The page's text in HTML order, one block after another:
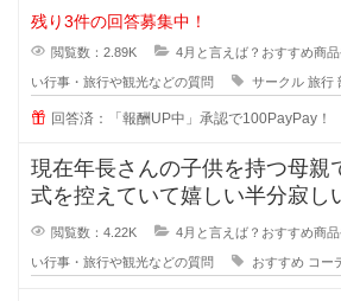
活はありますか？また、活動内
残り3件の回答募集中！
閲覧数：2.89K 4月と言えば？おすすめ商
い行事・旅行や観光などの質問 サークル 旅行
回答済：「報酬UP中」承認で100PayPay！
現在年長さんの子供を持つ母親
式を控えていて嬉しい半分寂し
式の時の子供の服装について皆
閲覧数：4.22K 4月と言えば？おすすめ商
い行事・旅行や観光などの質問 おすすめ コー